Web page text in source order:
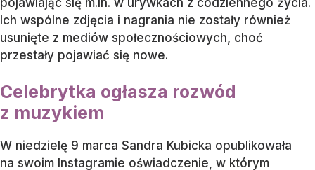
Ich wspólne zdjęcia i nagrania nie zostały również
usunięte z mediów społecznościowych, choć
przestały pojawiać się nowe.
Celebrytka ogłasza rozwód
z muzykiem
W niedzielę 9 marca Sandra Kubicka opublikowała
na swoim Instagramie oświadczenie, w którym